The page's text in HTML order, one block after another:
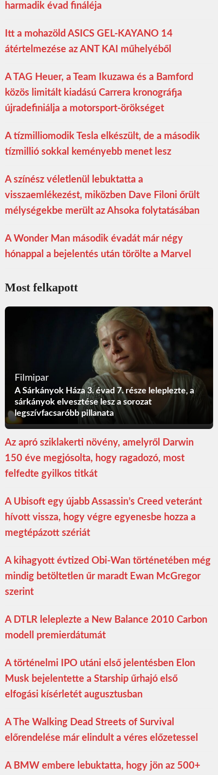
harmadik évad fináléja
Itt a mohazöld ASICS GEL-KAYANO 14
átértelmezése az ANT KAI műhelyéből
A TAG Heuer, a Team Ikuzawa és a Bamford
közös limitált kiadású Carrera kronográfja
újradefiniálja a motorsport-örökséget
A tízmilliomodik Tesla elkészült, de a második
tízmillió sokkal keményebb menet lesz
A színész véletlenül lebuktatta a
visszaemlékezést, miközben Dave Filoni őrült
mélységekbe merült az Ahsoka folytatásában
A Wonder Man második évadát már négy
hónappal a bejelentés után törölte a Marvel
Most felkapott
Filmipar
A Sárkányok Háza 3. évad 7. része leleplezte, a
sárkányok elvesztése lesz a sorozat
legszívfacsaróbb pillanata
Az apró sziklakerti növény, amelyről Darwin
150 éve megjósolta, hogy ragadozó, most
felfedte gyilkos titkát
A Ubisoft egy újabb Assassin’s Creed veteránt
hívott vissza, hogy végre egyenesbe hozza a
megtépázott szériát
A kihagyott évtized Obi-Wan történetében még
mindig betöltetlen űr maradt Ewan McGregor
szerint
A DTLR leleplezte a New Balance 2010 Carbon
modell premierdátumát
A történelmi IPO utáni első jelentésben Elon
Musk bejelentette a Starship űrhajó első
elfogási kísérletét augusztusban
A The Walking Dead Streets of Survival
előrendelése már elindult a véres előzetessel
A BMW embere lebuktatta, hogy jön az 500+